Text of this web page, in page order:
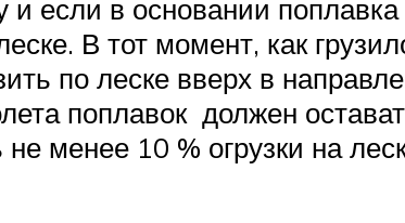
если в основании поплавка
В тот момент, как
по леске вверх в
поплавок должен
менее 10 % огрузки на